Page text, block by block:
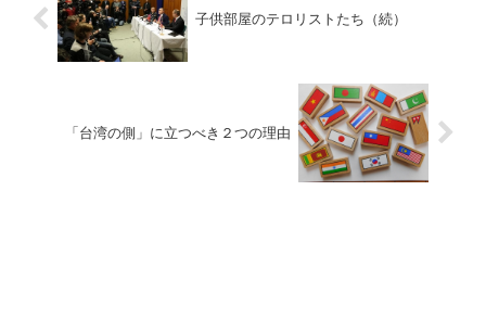
子供部屋のテロリストたち（続）
「台湾の側」に立つべき２つの理由